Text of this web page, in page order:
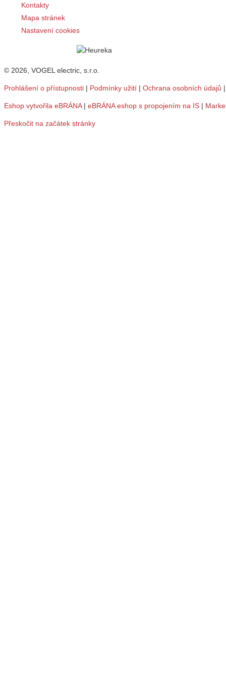
Kontakty
Mapa stránek
Nastavení cookies
© 2026, VOGEL electric, s.r.o.
Prohlášení o přístupnosti | Podmínky užití | Ochrana osobních údajů
Eshop vytvořila eBRÁNA| eBRÁNA eshop s propojením na IS |
Přeskočit na začátek stránky